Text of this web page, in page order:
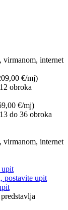
virmanom, internet
€/mj)
obroka
€/mj)
do 36 obroka
virmanom, internet
upit
postavite upit